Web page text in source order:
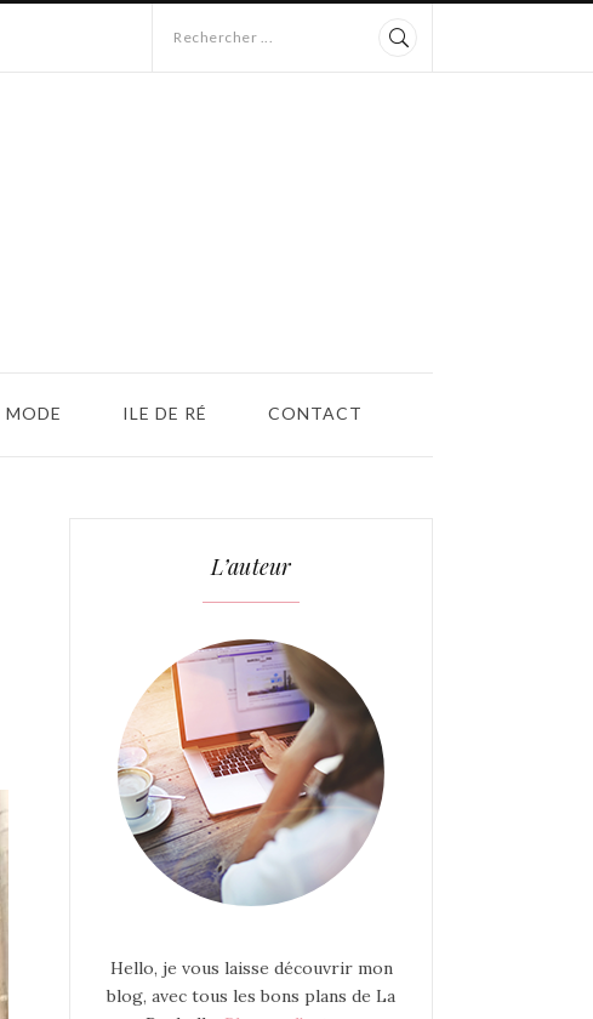
Rechercher ...
MODE ILE DE RÉ CONTACT
L’auteur
Hello, je vous laisse découvrir mon
blog, avec tous les bons plans de La